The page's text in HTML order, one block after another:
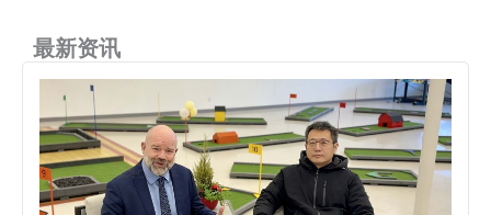
最新资讯